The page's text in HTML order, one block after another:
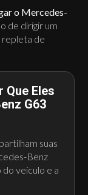
o Mercedes-
de dirigir um
repleta de
Que Eles
G63
suas
Benz
veículo e a